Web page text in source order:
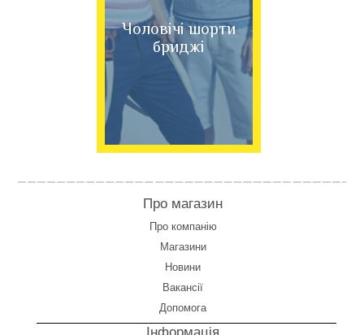
Чоловічі шорти
бриджі
Про магазин
Про компанію
Магазини
Новини
Вакансії
Допомога